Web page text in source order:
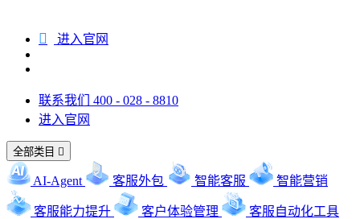
 进入官网
联系我们 400 - 028 - 8810
进入官网
全部类目 
AI-Agent 客服外包 智能客服 智能营销
客服能力提升 客户体验管理 客服自动化工具